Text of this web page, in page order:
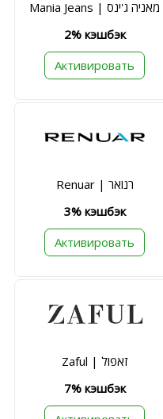
Mania Jeans | מאניה ג'ינס
2% кэшбэк
Активировать
Renuar | רנואר
3% кэшбэк
Активировать
Zaful | זאפול
7% кэшбэк